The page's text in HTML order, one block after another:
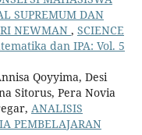
SUPREMUM DAN
NEWMAN , SCIENCE
dan IPA: Vol. 5
Qoyyima, Desi
Sitorus, Pera Novia
ANALISIS
PEMBELAJARAN